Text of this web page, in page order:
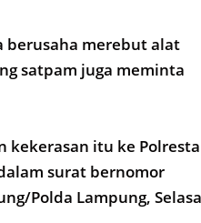
berusaha merebut alat
satpam juga meminta
kekerasan itu ke Polresta
surat bernomor
Polda Lampung,